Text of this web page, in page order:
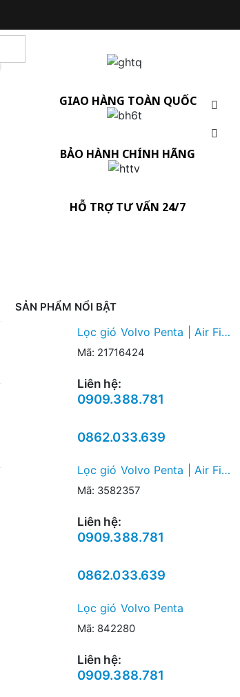
GIAO HÀNG TOÀN QUỐC
BẢO HÀNH CHÍNH HÃNG
HỖ TRỢ TƯ VẤN 24/7
SẢN PHẨM NỔI BẬT
Lọc gió Volvo Penta | Air Filter
Mã: 21716424
Liên hệ:
0909.388.781
0862.033.639
Lọc gió Volvo Penta | Air Filter
Mã: 3582357
Liên hệ:
0909.388.781
0862.033.639
Lọc gió Volvo Penta
Mã: 842280
Liên hệ:
0909.388.781